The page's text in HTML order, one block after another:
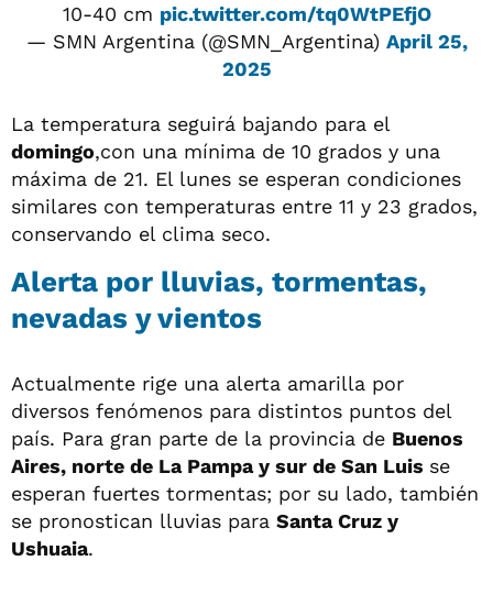
10-40 cm pic.twitter.com/tq0WtPEfjO
— SMN Argentina (@SMN_Argentina) April 25,
2025
La temperatura seguirá bajando para el
domingo,con una mínima de 10 grados y una
máxima de 21. El lunes se esperan condiciones
similares con temperaturas entre 11 y 23 grados,
conservando el clima seco.
Alerta por lluvias, tormentas,
nevadas y vientos
Actualmente rige una alerta amarilla por
diversos fenómenos para distintos puntos del
país. Para gran parte de la provincia de Buenos
Aires, norte de La Pampa y sur de San Luis se
esperan fuertes tormentas; por su lado, también
se pronostican lluvias para Santa Cruz y
Ushuaia.